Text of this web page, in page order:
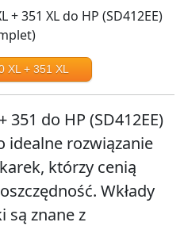
XL + 351 XL
351 do HP (SD412EE)
idealne rozwiązanie
którzy cenią
Wkłady
są znane z